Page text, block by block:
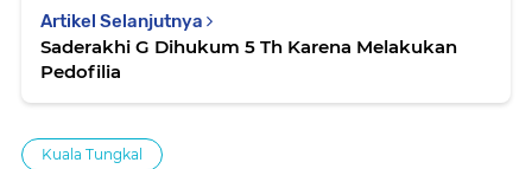
Artikel Selanjutnya
Saderakhi G Dihukum 5 Th Karena Melakukan
Pedofilia
Kuala Tungkal